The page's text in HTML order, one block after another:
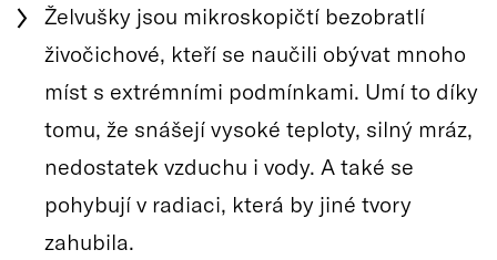
Želvušky jsou mikroskopičtí bezobratlí
živočichové, kteří se naučili obývat mnoho
míst s extrémními podmínkami. Umí to díky
tomu, že snášejí vysoké teploty, silný mráz,
nedostatek vzduchu i vody. A také se
pohybují v radiaci, která by jiné tvory
zahubila.